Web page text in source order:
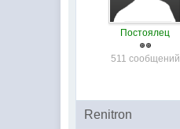
Постоялец
511 сообщений
Renitron